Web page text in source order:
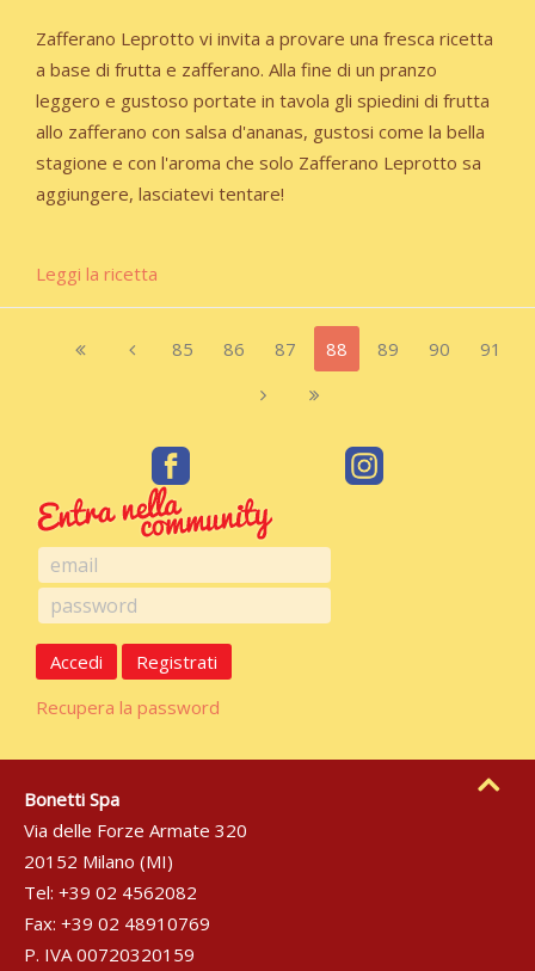
Zafferano Leprotto vi invita a provare una fresca ricetta
a base di frutta e zafferano. Alla fine di un pranzo
leggero e gustoso portate in tavola gli spiedini di frutta
allo zafferano con salsa d'ananas, gustosi come la bella
stagione e con l'aroma che solo Zafferano Leprotto sa
aggiungere, lasciatevi tentare!
Leggi la ricetta
85 86 87 88 89 90 91
Accedi
Registrati
Recupera la password
Bonetti Spa
Via delle Forze Armate 320
20152 Milano (MI)
Tel: +39 02 4562082
Fax: +39 02 48910769
P. IVA 00720320159